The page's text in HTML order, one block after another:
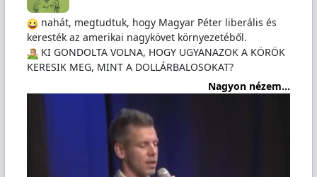
nahát, megtudtuk, hogy Magyar Péter liberális és
keresték az amerikai nagykövet környezetéből.
️ KI GONDOLTA VOLNA, HOGY UGYANAZOK A KÖRÖK
KERESIK MEG, MINT A DOLLÁRBALOSOKAT?
Nagyon nézem...